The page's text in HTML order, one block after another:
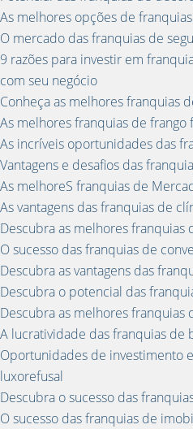
As melhores opções de
O mercado das franquias de
9 razões para investir em
com seu negócio
Conheça as melhores franquias
As melhores franquias de frango
As incríveis oportunidades das
Vantagens e desafios das
As melhoreS franquias de
As vantagens das franquias de
Descubra as melhores franquias
O sucesso das franquias de
Descubra as vantagens das
Descubra o potencial das
Descubra as melhores franquias
A lucratividade das franquias de
Oportunidades de investimento
luxorefusal
Descubra o sucesso das
O sucesso das franquias de